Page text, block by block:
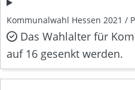
Kommunalwahl Hessen 2021 /
Das Wahlalter für
auf 16 gesenkt werden.